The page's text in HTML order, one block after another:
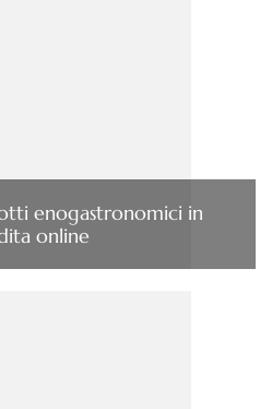
enogastronomici in
online